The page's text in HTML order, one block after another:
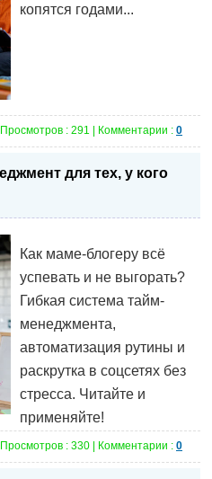
копятся годами...
: 291 | Комментарии : 0
для тех, у кого
Как маме-блогеру всё
успевать и не выгорать?
Гибкая система тайм-
менеджмента,
автоматизация рутины и
раскрутка в соцсетях без
стресса. Читайте и
применяйте!
: 330 | Комментарии : 0